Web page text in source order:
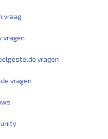
vraag
vragen
vragen
vragen